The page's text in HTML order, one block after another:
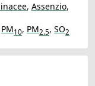
, Assenzio,
PM10, PM2.5, SO2